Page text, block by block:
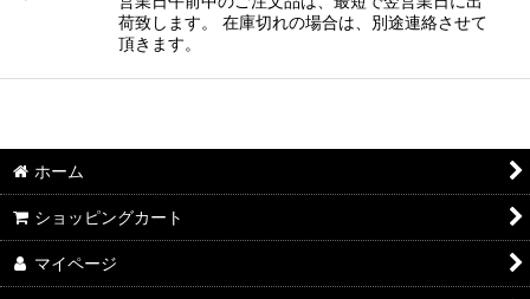
荷致します。 在庫切れの場合は、別途連絡させて
頂きます。
ホーム
ショッピングカート
マイページ